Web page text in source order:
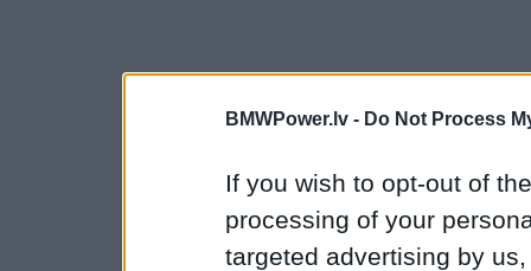
BMWPower.lv - Do Not Process
If you wish to opt-out of
processing of your
targeted advertising by